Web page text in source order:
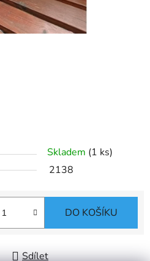
Skladem (1 ks)
2138
DO KOŠÍKU
Sdílet